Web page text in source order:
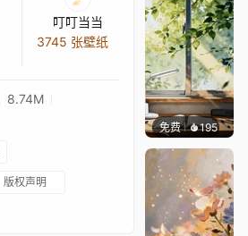
叮叮当当
3745 张壁纸
8.74M
版权声明
免费 195渔小小